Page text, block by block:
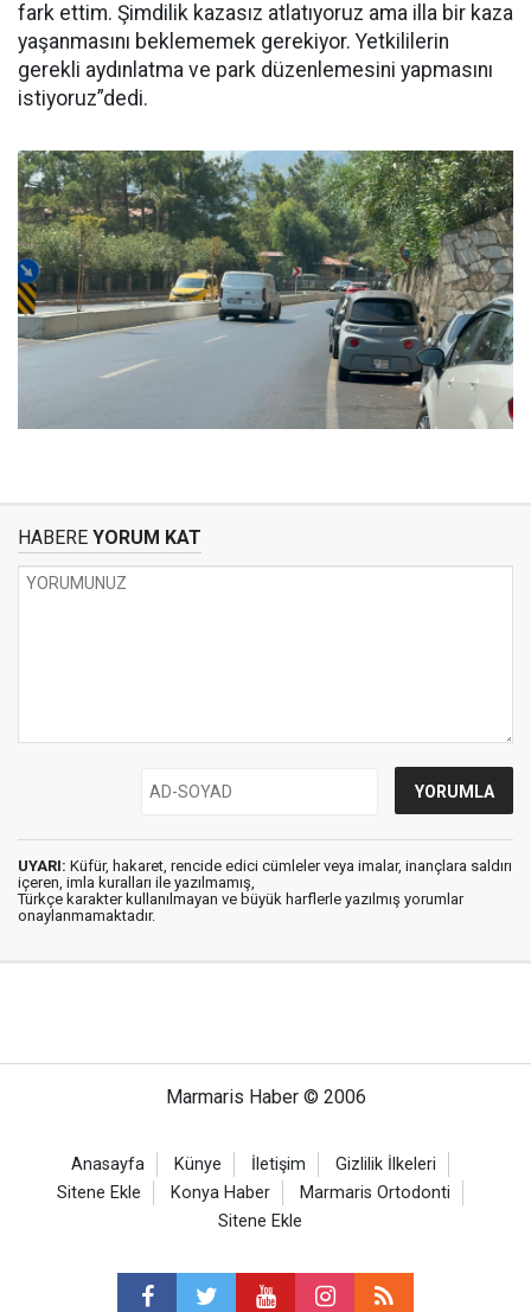
fark ettim. Şimdilik kazasız atlatıyoruz ama illa bir kaza
yaşanmasını beklememek gerekiyor. Yetkililerin
gerekli aydınlatma ve park düzenlemesini yapmasını
istiyoruz”dedi.
HABERE YORUM KAT
UYARI: Küfür, hakaret, rencide edici cümleler veya imalar, inançlara saldırı
içeren, imla kuralları ile yazılmamış,
Türkçe karakter kullanılmayan ve büyük harflerle yazılmış yorumlar
onaylanmamaktadır.
Marmaris Haber © 2006
Anasayfa Künye İletişim
Gizlilik İlkeleri
Sitene Ekle
Konya Haber
Marmaris Ortodonti
Sitene Ekle